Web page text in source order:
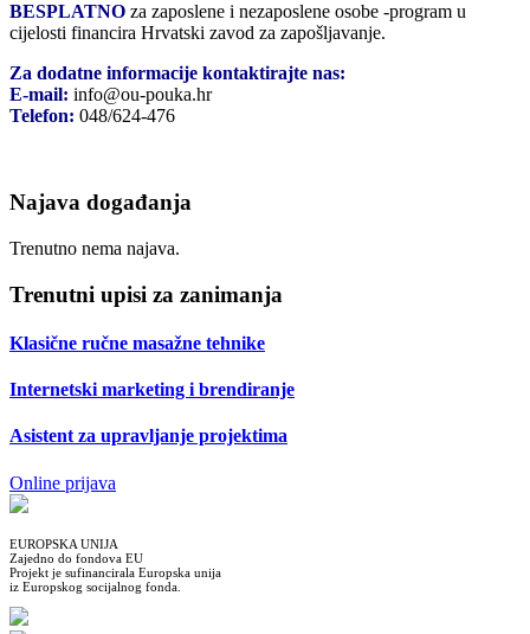
BESPLATNO za zaposlene i nezaposlene osobe -program u
cijelosti financira Hrvatski zavod za zapošljavanje.
Za dodatne informacije kontaktirajte nas:
E-mail: info@ou-pouka.hr
Telefon: 048/624-476
Najava događanja
Trenutno nema najava.
Trenutni upisi za zanimanja
Klasične ručne masažne tehnike
Internetski marketing i brendiranje
Asistent za upravljanje projektima
Online prijava
EUROPSKA UNIJA
Zajedno do fondova EU
Projekt je sufinancirala Europska unija
iz Europskog socijalnog fonda.